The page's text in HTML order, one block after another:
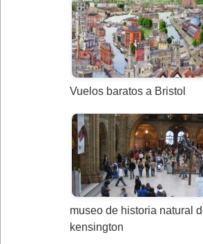
Vuelos baratos a Bristol
museo de historia natural
kensington